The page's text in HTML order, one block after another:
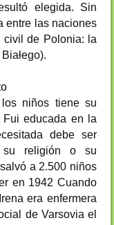
elegida. Sin
entre las naciones
civil de Polonia: la
niños tiene su
educada en la
debe ser
su religión o su
a 2.500 niños
en 1942 Cuando
era enfermera
de Varsovia el